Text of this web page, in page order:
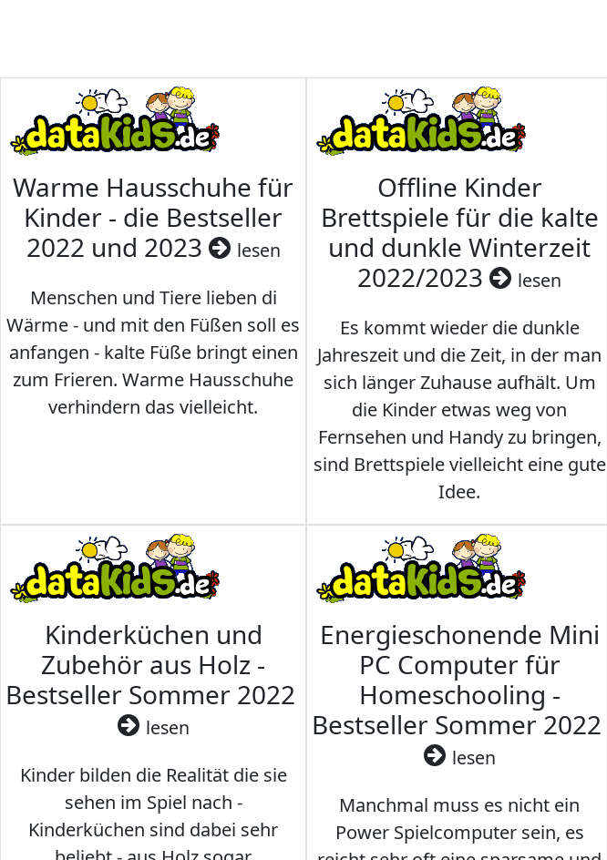
Warme Hausschuhe für
Kinder - die Bestseller
2022 und 2023
lesen
Menschen und Tiere lieben di
Wärme - und mit den Füßen soll es
anfangen - kalte Füße bringt einen
zum Frieren. Warme Hausschuhe
verhindern das vielleicht.
Offline Kinder
Brettspiele für die kalte
und dunkle Winterzeit
2022/2023
lesen
Es kommt wieder die dunkle
Jahreszeit und die Zeit, in der man
sich länger Zuhause aufhält. Um
die Kinder etwas weg von
Fernsehen und Handy zu bringen,
sind Brettspiele vielleicht eine gute
Idee.
Kinderküchen und
Zubehör aus Holz -
Bestseller Sommer 2022
lesen
Kinder bilden die Realität die sie
sehen im Spiel nach -
Kinderküchen sind dabei sehr
Energieschonende Mini
PC Computer für
Homeschooling -
Bestseller Sommer 2022
lesen
Manchmal muss es nicht ein
Power Spielcomputer sein, es